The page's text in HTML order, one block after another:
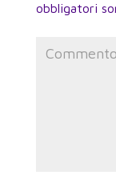
obbligatori